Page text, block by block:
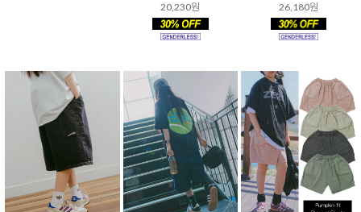
20,230원
26,180원